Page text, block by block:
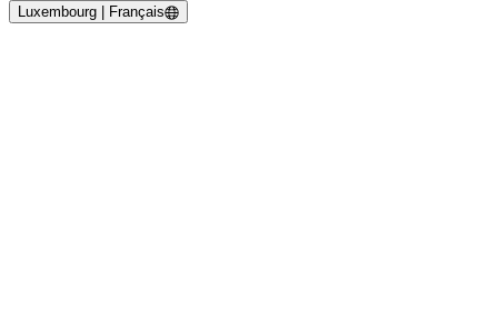
Luxembourg | Français